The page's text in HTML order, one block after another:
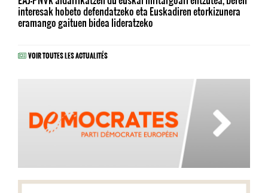
interesak hobeto defendatzeko eta Euskadiren etorkizunera
eramango gaituen bidea lideratzeko
VOIR TOUTES LES ACTUALITÉS